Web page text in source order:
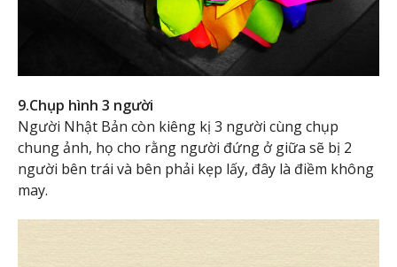
9.Chụp hình 3 người
Người Nhật Bản còn kiêng kị 3 người cùng chụp
chung ảnh, họ cho rằng người đứng ở giữa sẽ bị 2
người bên trái và bên phải kẹp lấy, đây là điềm không
may.